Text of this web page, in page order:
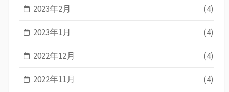
2023年2月 (4)
2023年1月 (4)
2022年12月 (4)
2022年11月 (4)